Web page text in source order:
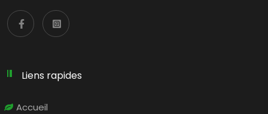
Liens rapides
Accueil